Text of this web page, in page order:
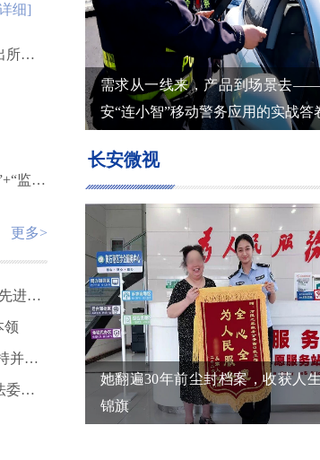
细]
“警察蓝”守护“绝版山水” 张家界国家森林公园景区派出所深化“生态警务”建设
执法现场多了一双“眼睛”！河北邢台平乡探索“联系点”+“监督员” 夯实涉企行政执法监督群众基础
更多>
这个全省唯一的集装箱式派出所，凭什么获评“浙江省先进基层党组织”？
领
江西省委政法委召开全面从严治党专题会议 陈永奇主持并讲话
凝心铸魂提升履职能力——2026年云南省县级党委政法委书记履职能力提升班侧记
需求从一线来，产品到场景去
安“连小智”移动警务应用的实战答
长安微视
她翻遍30年前尘封档案，收获人
锦旗